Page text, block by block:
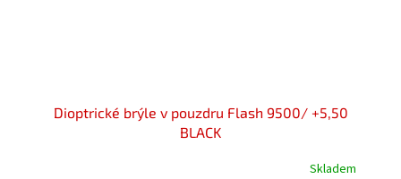
Dioptrické brýle v pouzdru Flash 9500/ +5,50
BLACK
Skladem